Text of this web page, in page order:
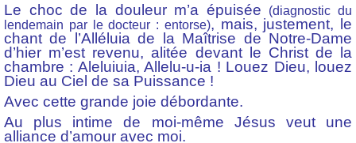
Le choc de la douleur m’a épuisée
(diagnostic du
lendemain par le docteur : entorse), mais, justement, le
chant de l’Alléluia de la Maîtrise de Notre-Dame
d’hier m’est revenu, alitée devant le Christ de la
chambre : Aleluiuia, Allelu-u-ia ! Louez Dieu, louez
Dieu au Ciel de sa Puissance !
Avec cette grande joie débordante.
Au plus intime de moi-même Jésus veut une
alliance d’amour avec moi.